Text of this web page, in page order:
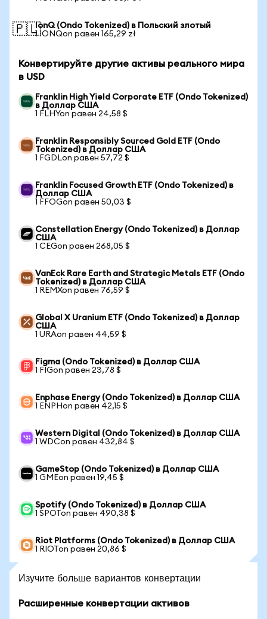
🇵🇱IonQ (Ondo Tokenized) в Польский злотый
1 IONQon равен 165,29 zł
Конвертируйте другие активы реального мира
в USD
Franklin High Yield Corporate ETF (Ondo Tokenized)
в Доллар США
1 FLHYon равен 24,58 $
Franklin Responsibly Sourced Gold ETF (Ondo
Tokenized) в Доллар США
1 FGDLon равен 57,72 $
Franklin Focused Growth ETF (Ondo Tokenized) в
Доллар США
1 FFOGon равен 50,03 $
Constellation Energy (Ondo Tokenized) в Доллар
США
1 CEGon равен 268,05 $
VanEck Rare Earth and Strategic Metals ETF (Ondo
Tokenized) в Доллар США
1 REMXon равен 76,59 $
Global X Uranium ETF (Ondo Tokenized) в Доллар
США
1 URAon равен 44,59 $
Figma (Ondo Tokenized) в Доллар США
1 FIGon равен 23,78 $
Enphase Energy (Ondo Tokenized) в Доллар США
1 ENPHon равен 42,15 $
Western Digital (Ondo Tokenized) в Доллар США
1 WDCon равен 432,84 $
GameStop (Ondo Tokenized) в Доллар США
1 GMEon равен 19,45 $
Spotify (Ondo Tokenized) в Доллар США
1 SPOTon равен 490,38 $
Riot Platforms (Ondo Tokenized) в Доллар США
1 RIOTon равен 20,86 $
Изучите больше вариантов конвертации
Расширенные конвертации активов